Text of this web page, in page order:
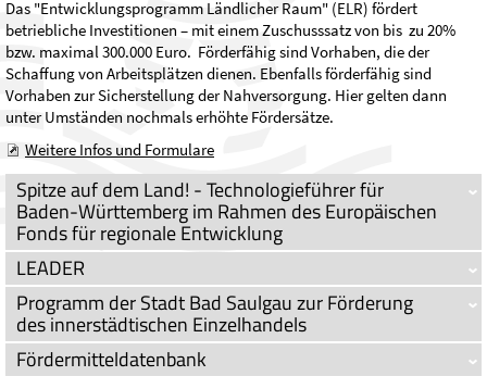
Das "Entwicklungsprogramm Ländlicher Raum" (ELR) fördert
betriebliche Investitionen – mit einem Zuschusssatz von bis zu 20%
bzw. maximal 300.000 Euro. Förderfähig sind Vorhaben, die der
Schaffung von Arbeitsplätzen dienen. Ebenfalls förderfähig sind
Vorhaben zur Sicherstellung der Nahversorgung. Hier gelten dann
unter Umständen nochmals erhöhte Fördersätze.
Weitere Infos und Formulare
Spitze auf dem Land! - Technologieführer für
Baden-Württemberg im Rahmen des Europäischen
Fonds für regionale Entwicklung
LEADER
Programm der Stadt Bad Saulgau zur Förderung
des innerstädtischen Einzelhandels
Fördermitteldatenbank